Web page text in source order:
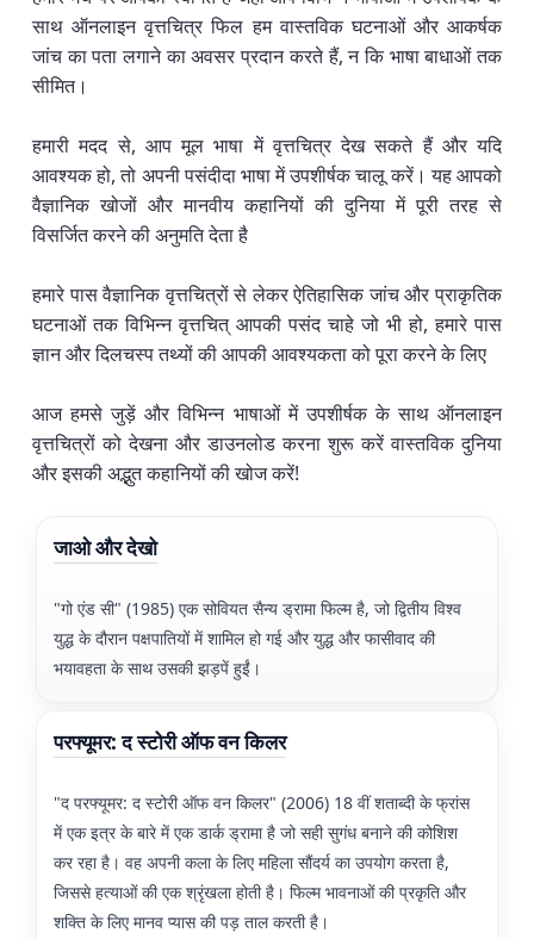
साथ ऑनलाइन वृत्तचित्र फिल हम वास्तविक घटनाओं और आकर्षक
जांच का पता लगाने का अवसर प्रदान करते हैं, न कि भाषा बाधाओं तक
सीमित।
हमारी मदद से, आप मूल भाषा में वृत्तचित्र देख सकते हैं और यदि
आवश्यक हो, तो अपनी पसंदीदा भाषा में उपशीर्षक चालू करें। यह आपको
वैज्ञानिक खोजों और मानवीय कहानियों की दुनिया में पूरी तरह से
विसर्जित करने की अनुमति देता है
हमारे पास वैज्ञानिक वृत्तचित्रों से लेकर ऐतिहासिक जांच और प्राकृतिक
घटनाओं तक विभिन्न वृत्तचित् आपकी पसंद चाहे जो भी हो, हमारे पास
ज्ञान और दिलचस्प तथ्यों की आपकी आवश्यकता को पूरा करने के लिए
आज हमसे जुड़ें और विभिन्न भाषाओं में उपशीर्षक के साथ ऑनलाइन
वृत्तचित्रों को देखना और डाउनलोड करना शुरू करें वास्तविक दुनिया
और इसकी अद्भुत कहानियों की खोज करें!
जाओ और देखो
"गो एंड सी" (1985) एक सोवियत सैन्य ड्रामा फिल्म है, जो द्वितीय विश्व
युद्ध के दौरान पक्षपातियों में शामिल हो गई और युद्ध और फासीवाद की
भयावहता के साथ उसकी झड़पें हुईं।
परफ्यूमर: द स्टोरी ऑफ वन किलर
"द परफ्यूमर: द स्टोरी ऑफ वन किलर" (2006) 18 वीं शताब्दी के फ्रांस
में एक इत्र के बारे में एक डार्क ड्रामा है जो सही सुगंध बनाने की कोशिश
कर रहा है। वह अपनी कला के लिए महिला सौंदर्य का उपयोग करता है,
जिससे हत्याओं की एक श्रृंखला होती है। फिल्म भावनाओं की प्रकृति और
शक्ति के लिए मानव प्यास की पड़ ताल करती है।